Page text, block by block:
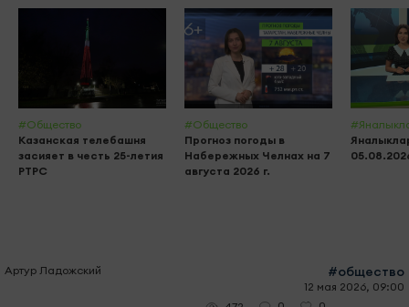
#Общество
Казанская телебашня
засияет в честь 25-летия
РТРС
#Общество
Прогноз погоды в
Набережных Челнах на 7
августа 2026 г.
Артур Ладожский #общество
12 мая 2026, 09:00